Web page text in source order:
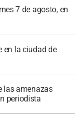
7 de agosto, en
en la ciudad de
las amenazas
periodista